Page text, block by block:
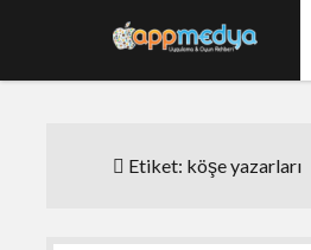
Etiket: köşe yazarları